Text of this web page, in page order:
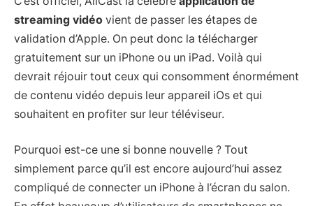
streaming vidéo vient de passer les étapes de
validation d’Apple. On peut donc la télécharger
gratuitement sur un iPhone ou un iPad. Voilà qui
devrait réjouir tout ceux qui consomment énormément
de contenu vidéo depuis leur appareil iOs et qui
souhaitent en profiter sur leur téléviseur.
Pourquoi est-ce une si bonne nouvelle ? Tout
simplement parce qu’il est encore aujourd’hui assez
compliqué de connecter un iPhone à l’écran du salon.